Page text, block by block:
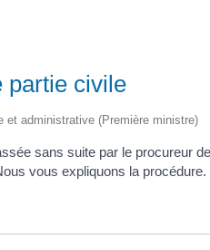
partie civile
et administrative (Première ministre)
sans suite par le procureur
vous expliquons la procédure.